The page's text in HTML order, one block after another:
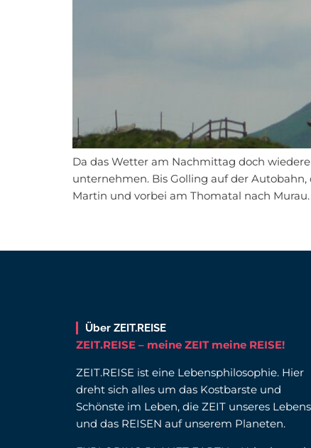
Da das Wetter am Nachmittag doch
unternehmen. Bis Golling auf der
Martin und vorbei am Thomatal nach
Über ZEIT.REISE
ZEIT.REISE – meine ZEIT meine REISE!
ZEIT.REISE ist eine Lebensphilosophie. Hier
dreht sich alles um das Kostbarste und
Schönste im Leben, die ZEIT unseres Lebens
und das REISEN auf unserem Planeten.